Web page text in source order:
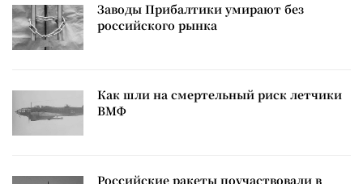
Заводы Прибалтики умирают без
российского рынка
Как шли на смертельный риск летчики
ВМФ
Российские ракеты поучаствовали в